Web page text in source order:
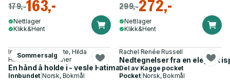
179,-163,-
Nettlager
Klikk&Hent
299,-272,-
Nettlager
Klikk&Hent
Sommersalg
Inger Johanne Røste, Hilda
Haraldsdatter Walther
En hånd å holde i - vesle Fatima fra Palestina
Innbundet |Norsk, Bokmål
Rachel Renée Russell
Nedtegnelser fra en elegant
Del av Kagge pocket
Pocket| Norsk, Bokmål